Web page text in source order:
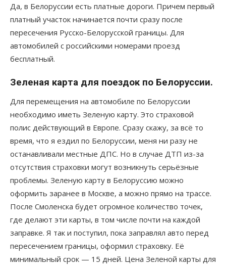
Да, в Белоруссии есть платные дороги. Причем первый
платный участок начинается почти сразу после
пересечения Русско-Белорусской границы. Для
автомобилей с российскими номерами проезд
бесплатный.
Зеленая карта для поездок по Белоруссии.
Для перемещения на автомобиле по Белоруссии
необходимо иметь Зеленую карту. Это страховой
полис действующий в Европе. Сразу скажу, за всё то
время, что я ездил по Белоруссии, меня ни разу не
останавливали местные ДПС. Но в случае ДТП из-за
отсутствия страховки могут возникнуть серьёзные
проблемы. Зеленую карту в Белоруссию можно
оформить заранее в Москве, а можно прямо на трассе.
После Смоленска будет огромное количество точек,
где делают эти карты, в том числе почти на каждой
заправке. Я так и поступил, пока заправлял авто перед
пересечением границы, оформил страховку. Её
минимальный срок — 15 дней. Цена Зеленой карты для